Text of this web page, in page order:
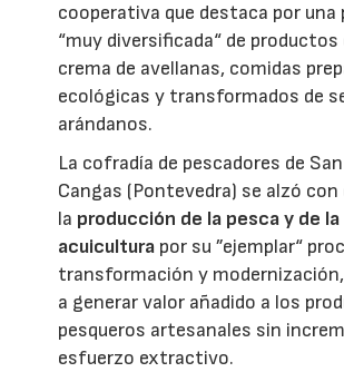
cooperativa que destaca por una
“muy diversificada“ de
crema de avellanas, comidas
ecológicas y transformados de
arándanos.
La cofradía de pescadores de San
Cangas (Pontevedra) se alzó con
la producción de la pesca y de la
acuicultura por su ”ejemplar“
transformación y
a generar valor añadido a los
pesqueros artesanales sin
esfuerzo extractivo.